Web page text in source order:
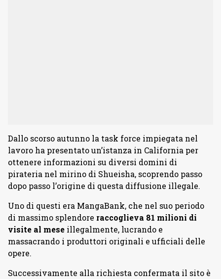
Dallo scorso autunno la task force impiegata nel
lavoro ha presentato un’istanza in California per
ottenere informazioni su diversi domini di
pirateria nel mirino di Shueisha, scoprendo passo
dopo passo l’origine di questa diffusione illegale.
Uno di questi era MangaBank, che nel suo periodo
di massimo splendore raccoglieva 81 milioni di
visite al mese illegalmente, lucrando e
massacrando i produttori originali e ufficiali delle
opere.
Successivamente alla richiesta confermata il sito è